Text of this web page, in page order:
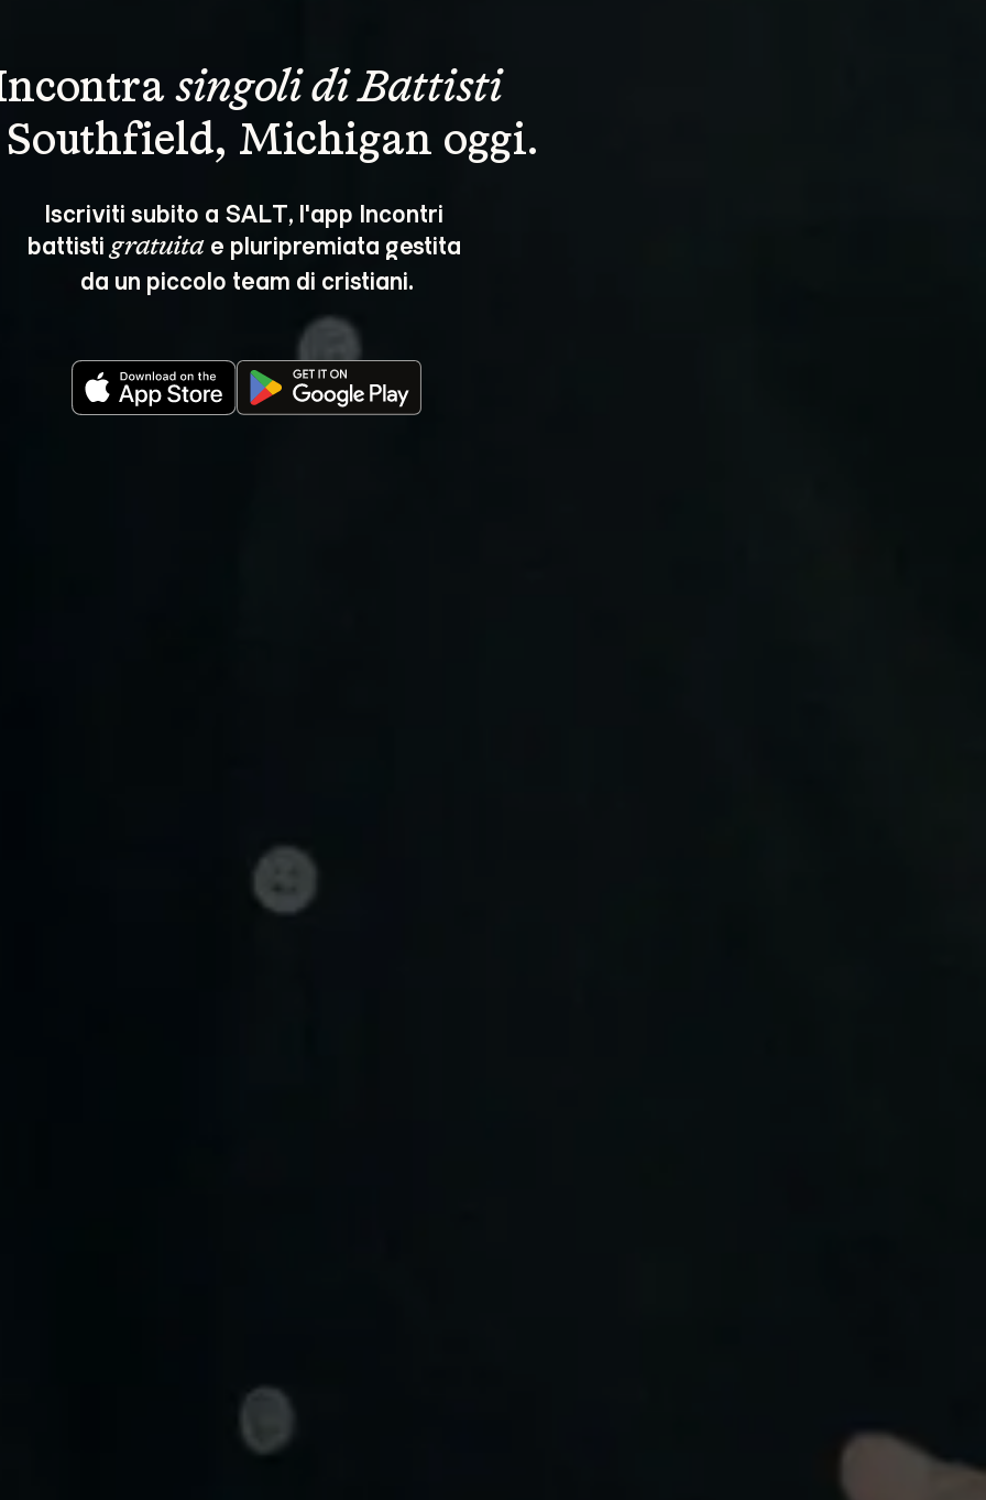
singoli di Battisti
Michigan oggi.
Iscriviti subito a SALT, l'app Incontri
battisti gratuita e pluripremiata gestita
da un piccolo team di cristiani.